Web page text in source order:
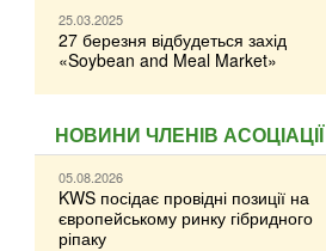
25.03.2025
27 березня відбудеться захід
«Soybean and Meal Market»
НОВИНИ ЧЛЕНІВ АСОЦІАЦІЇ
05.08.2026
KWS посідає провідні позиції на
європейському ринку гібридного
ріпаку